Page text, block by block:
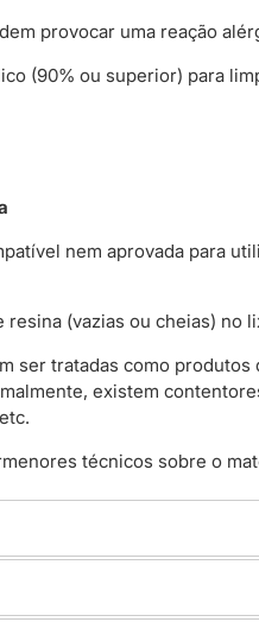
provocar uma reação
(90% ou superior) para
nem aprovada para
resina (vazias ou cheias) no
ser tratadas como
existem
técnicos sobre o